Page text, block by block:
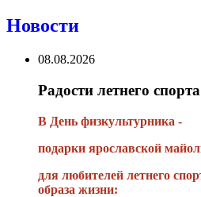
Новости
08.08.2026
Радости летнего спорта
В День физкультурника -
подарки ярославской
для любителей летнего
образа жизни: